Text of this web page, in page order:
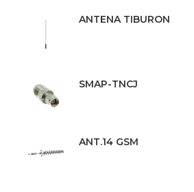
ANTENA TIBURON
SMAP-TNCJ
ANT.14 GSM